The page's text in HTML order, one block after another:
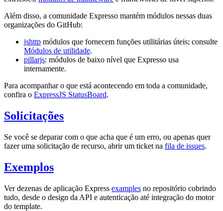
Além disso, a comunidade Expresso mantém módulos nessas duas
organizações do GitHub:
jshttp módulos que fornecem funções utilitárias úteis; consulte
Módulos de utilidade.
pillarjs: módulos de baixo nível que Expresso usa
internamente.
Para acompanhar o que está acontecendo em toda a comunidade,
confira o ExpressJS StatusBoard.
Solicitações
Se você se deparar com o que acha que é um erro, ou apenas quer
fazer uma solicitação de recurso, abrir um ticket na fila de issues.
Exemplos
Ver dezenas de aplicação Express examples no repositório cobrindo
tudo, desde o design da API e autenticação até integração do motor
do template.